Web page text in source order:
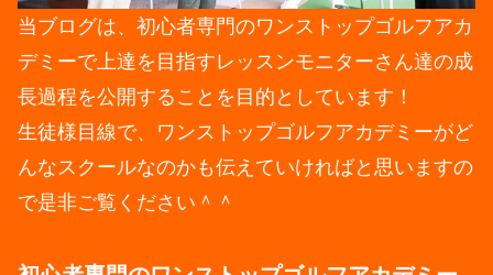
当ブログは、初心者専門のワンストップゴルフアカ
デミーで上達を目指すレッスンモニターさん達の成
長過程を公開することを目的としています！
生徒様目線で、ワンストップゴルフアカデミーがど
んなスクールなのかも伝えていければと思いますの
で是非ご覧ください＾＾